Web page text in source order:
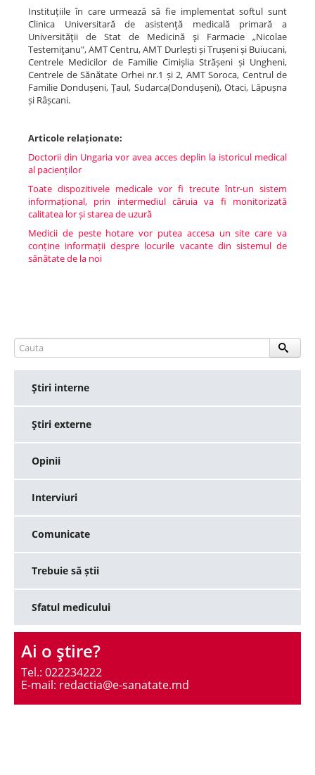
Instituțiile în care urmează să fie implementat softul sunt
Clinica Universitară de asistenţă medicală primară a
Universităţii de Stat de Medicină şi Farmacie „Nicolae
Testemiţanu", AMT Centru, AMT Durlești și Trușeni și Buiucani,
Centrele Medicilor de Familie Cimișlia Strășeni și Ungheni,
Centrele de Sănătate Orhei nr.1 și 2, AMT Soroca, Centrul de
Familie Dondușeni, Țaul, Sudarca(Dondușeni), Otaci, Lăpușna
și Râșcani.
Articole relaționate:
Doctorii din Ungaria vor avea acces deplin la istoricul medical
al pacienților
Toate dispozitivele medicale vor fi trecute într-un sistem
informațional, prin intermediul căruia va fi monitorizată
calitatea lor și starea de uzură
Medicii de peste hotare vor putea accesa un site care va
conține informații despre locurile vacante din sistemul de
sănătate de la noi
Ştiri interne
Ştiri externe
Opinii
Interviuri
Comunicate
Trebuie să știi
Sfatul medicului
Ai o ştire?
Tel.: 022234222
E-mail: redactia@e-sanatate.md